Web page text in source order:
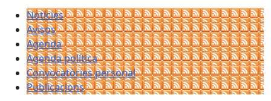
Notícies
Avisos
Agenda
Agenda política
Convocatòries personal
Publicacions